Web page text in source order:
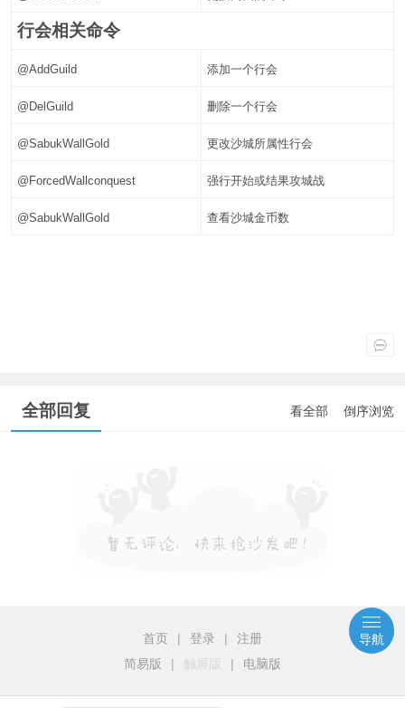
行会相关命令
@AddGuild 添加一个行会
@DelGuild 删除一个行会
@SabukWallGold 更改沙城所属性行会
@ForcedWallconquest 强行开始或结果攻城战
@SabukWallGold 查看沙城金币数
全部回复 看全部 倒序浏览
首页 | 登录 |
注册
简易版
| 触屏版 | 电脑版
导航